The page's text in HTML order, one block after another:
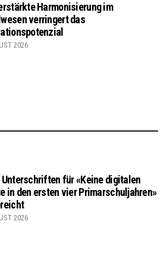
Harmonisierung im
verringert das
2026
Unterschriften für «Keine digitalen
in den ersten vier Primarschuljahren»
2026